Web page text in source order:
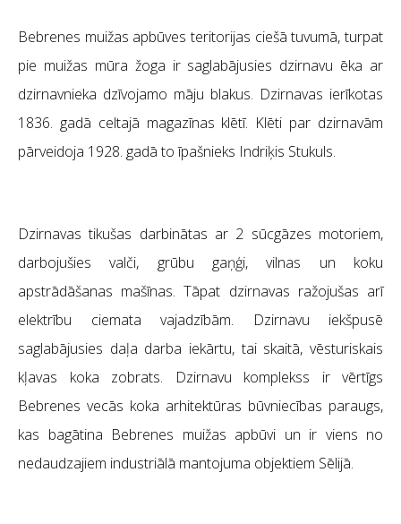
Bebrenes muižas apbūves teritorijas ciešā tuvumā, turpat
pie muižas mūra žoga ir saglabājusies dzirnavu ēka ar
dzirnavnieka dzīvojamo māju blakus. Dzirnavas ierīkotas
1836. gadā celtajā magazīnas klētī. Klēti par dzirnavām
pārveidoja 1928. gadā to īpašnieks Indriķis Stukuls.
Dzirnavas tikušas darbinātas ar 2 sūcgāzes motoriem,
darbojušies valči, grūbu gaņģi, vilnas un koku
apstrādāšanas mašīnas. Tāpat dzirnavas ražojušas arī
elektrību ciemata vajadzībām. Dzirnavu iekšpusē
saglabājusies daļa darba iekārtu, tai skaitā, vēsturiskais
kļavas koka zobrats. Dzirnavu komplekss ir vērtīgs
Bebrenes vecās koka arhitektūras būvniecības paraugs,
kas bagātina Bebrenes muižas apbūvi un ir viens no
nedaudzajiem industriālā mantojuma objektiem Sēlijā.